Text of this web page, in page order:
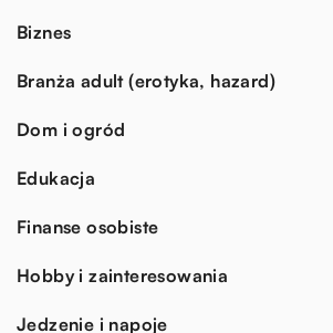
Biznes
Branża adult (erotyka, hazard)
Dom i ogród
Edukacja
Finanse osobiste
Hobby i zainteresowania
Jedzenie i napoje